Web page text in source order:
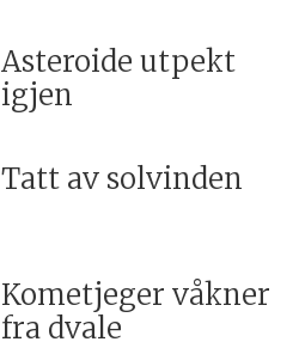
Asteroide utpekt
igjen
Tatt av solvinden
Kometjeger våkner
fra dvale